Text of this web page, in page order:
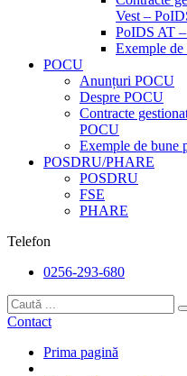
Vest –
PoIDS AT
Exemple
POCU
Anunțuri POCU
Despre POCU
Contracte
POCU
Exemple de bune
POSDRU/PHARE
POSDRU
FSE
PHARE
Telefon
0256-293-680
Contact
Prima pagină